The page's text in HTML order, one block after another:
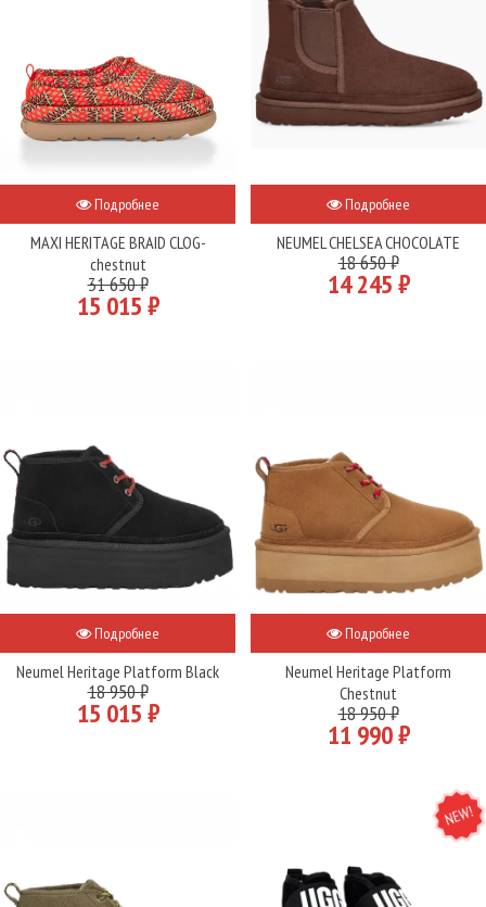
Подробнее
MAXI HERITAGE BRAID CLOG-
chestnut
31 650 ₽
15 015 ₽
Подробнее
NEUMEL CHELSEA CHOCOLATE
18 650 ₽
14 245 ₽
Подробнее
Neumel Heritage Platform Black
18 950 ₽
15 015 ₽
Подробнее
Neumel Heritage Platform
Chestnut
18 950 ₽
11 990 ₽
NEW